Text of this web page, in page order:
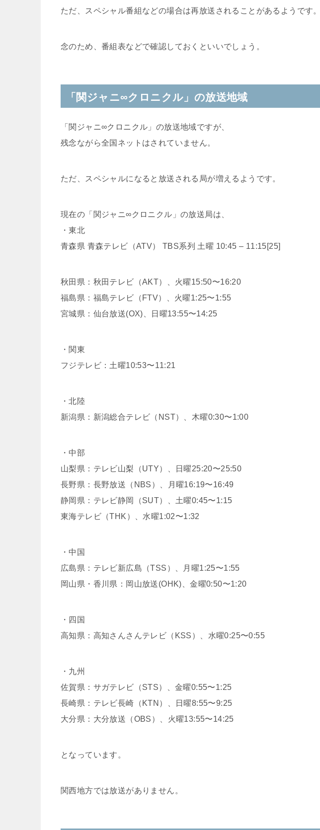
ただ、スペシャル番組などの場合は再放送されることがあるようです。
念のため、番組表などで確認しておくといいでしょう。
「関ジャニ∞クロニクル」の放送地域
「関ジャニ∞クロニクル」の放送地域ですが、
残念ながら全国ネットはされていません。
ただ、スペシャルになると放送される局が増えるようです。
現在の「関ジャニ∞クロニクル」の放送局は、
・東北
青森県 青森テレビ（ATV） TBS系列 土曜 10:45 – 11:15[25]
秋田県：秋田テレビ（AKT）、火曜15:50〜16:20
福島県：福島テレビ（FTV）、火曜1:25〜1:55
宮城県：仙台放送(OX)、日曜13:55〜14:25
・関東
フジテレビ：土曜10:53〜11:21
・北陸
新潟県：新潟総合テレビ（NST）、木曜0:30〜1:00
・中部
山梨県：テレビ山梨（UTY）、日曜25:20〜25:50
長野県：長野放送（NBS）、月曜16:19〜16:49
静岡県：テレビ静岡（SUT）、土曜0:45〜1:15
東海テレビ（THK）、水曜1:02〜1:32
・中国
広島県：テレビ新広島（TSS）、月曜1:25〜1:55
岡山県・香川県：岡山放送(OHK)、金曜0:50〜1:20
・四国
高知県：高知さんさんテレビ（KSS）、水曜0:25〜0:55
・九州
佐賀県：サガテレビ（STS）、金曜0:55〜1:25
長崎県：テレビ長崎（KTN）、日曜8:55〜9:25
大分県：大分放送（OBS）、火曜13:55〜14:25
となっています。
関西地方では放送がありません。